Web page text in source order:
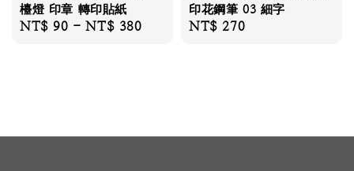
檯燈 印章 轉印貼紙
Regular
NT$ 90 -NT$ 380
印花鋼筆 03 細字
Regular
NT$ 270